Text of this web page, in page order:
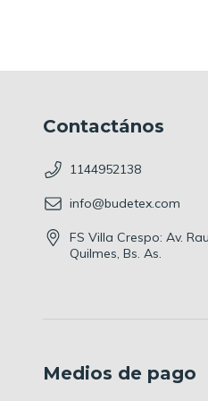
Contactános
1144952138
info@budetex.com
FS Villa Crespo: Av.
Quilmes, Bs. As.
Medios de pago